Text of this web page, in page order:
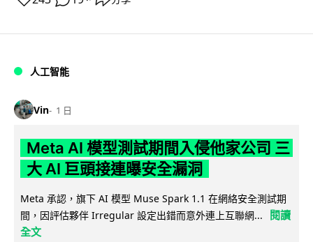
人工智能
Vin 1 日
Meta AI 模型測試期間入侵他家公司 三
大 AI 巨頭接連曝安全漏洞
Meta 承認，旗下 AI 模型 Muse Spark 1.1 在網絡安全測試期
間，因評估夥伴 Irregular 設定出錯而意外連上互聯網...
閱讀
全文